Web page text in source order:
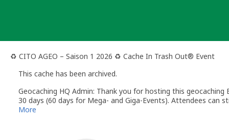
♻️ CITO AGEO – Saison 1 2026 ♻️ Cache In Trash Out® Event
This cache has been archived.
Geocaching HQ Admin: Thank you for hosting this
30 days (60 days for Mega- and Giga-Events). Attendees can
More